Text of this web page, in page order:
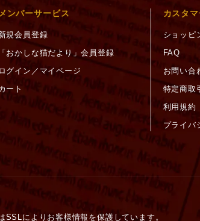
メンバーサービス
規会員登録
「おかしな猫だより」会員登録
ログイン／マイページ
ート
カスタ
ショッピ
FAQ
お問い合
特定商取
利用規約
プライバ
SSLによりお客様情報を保護しています。